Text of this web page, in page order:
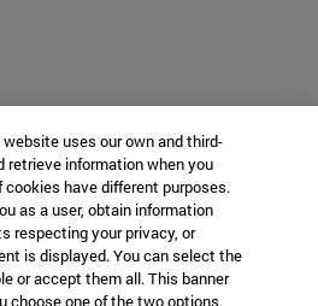
uses our own and third-
retrieve information when you
have different purposes.
as a user, obtain information
respecting your privacy, or
is displayed. You can select the
or accept them all. This banner
choose one of the two options.